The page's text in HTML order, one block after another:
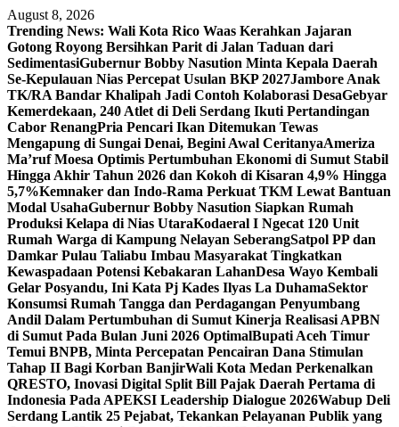
Skip
to
content
August 8, 2026
Trending News: Wali Kota Rico Waas Kerahkan Jajaran
Gotong Royong Bersihkan Parit di Jalan Taduan dari
SedimentasiGubernur Bobby Nasution Minta Kepala Daerah
Se-Kepulauan Nias Percepat Usulan BKP 2027Jambore Anak
TK/RA Bandar Khalipah Jadi Contoh Kolaborasi DesaGebyar
Kemerdekaan, 240 Atlet di Deli Serdang Ikuti Pertandingan
Cabor RenangPria Pencari Ikan Ditemukan Tewas
Mengapung di Sungai Denai, Begini Awal Ceritanya‎Ameriza
Ma’ruf Moesa‎ Optimis Pertumbuhan Ekonomi di Sumut Stabil
Hingga Akhir Tahun 2026 dan Kokoh di Kisaran 4,9% Hingga
5,7%Kemnaker dan Indo-Rama Perkuat TKM Lewat Bantuan
Modal UsahaGubernur Bobby Nasution Siapkan Rumah
Produksi Kelapa di Nias UtaraKodaeral I Ngecat 120 Unit
Rumah Warga di Kampung Nelayan SeberangSatpol PP dan
Damkar Pulau Taliabu Imbau Masyarakat Tingkatkan
Kewaspadaan Potensi Kebakaran LahanDesa Wayo Kembali
Gelar Posyandu, Ini Kata Pj Kades Ilyas La DuhamaSektor
Konsumsi Rumah Tangga dan Perdagangan Penyumbang
Andil Dalam Pertumbuhan di Sumut ‎ Kinerja Realisasi APBN
di Sumut Pada Bulan Juni 2026 Optimal‎‎Bupati Aceh Timur
Temui BNPB, Minta Percepatan Pencairan Dana Stimulan
Tahap II Bagi Korban BanjirWali Kota Medan Perkenalkan
QRESTO, Inovasi Digital Split Bill Pajak Daerah Pertama di
Indonesia Pada APEKSI Leadership Dialogue 2026Wabup Deli
Serdang Lantik 25 Pejabat, Tekankan Pelayanan Publik yang